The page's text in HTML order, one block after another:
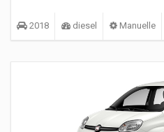
2018 diesel Manuelle